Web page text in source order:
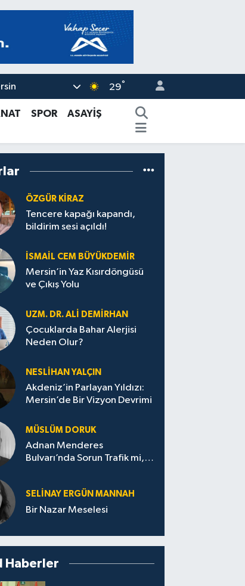
29°
SPOR
ASAYİŞ
ÖZGÜR KIRAZ
Tencere kapağı kapandı,
bildirim sesi açıldı!
İSMAIL CEM BÜYÜKDEMIR
Mersin’in Yaz Kısırdöngüsü
ve Çıkış Yolu
UZM. DR. ALI DEMİRHAN
Çocuklarda Bahar Alerjisi
Neden Olur?
NESLIHAN YALÇIN
Akdeniz’in Parlayan Yıldızı:
Mersin’de Bir Vizyon Devrimi
MÜSLÜM DORUK
Adnan Menderes
Bulvarı’nda Sorun Trafik mi,
SELINAY ERGÜN MANNAH
Bir Nazar Meselesi
Haberler